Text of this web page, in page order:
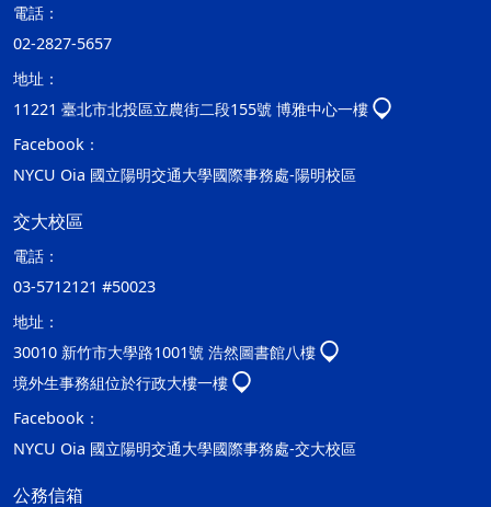
電話：
02-2827-5657
地址：
11221 臺北市北投區立農街二段155號 博雅中心一樓
Facebook：
NYCU Oia 國立陽明交通大學國際事務處-陽明校區
交大校區
電話：
03-5712121 #50023
地址：
30010 新竹市大學路1001號 浩然圖書館八樓
境外生事務組位於行政大樓一樓
Facebook：
NYCU Oia 國立陽明交通大學國際事務處-交大校區
公務信箱